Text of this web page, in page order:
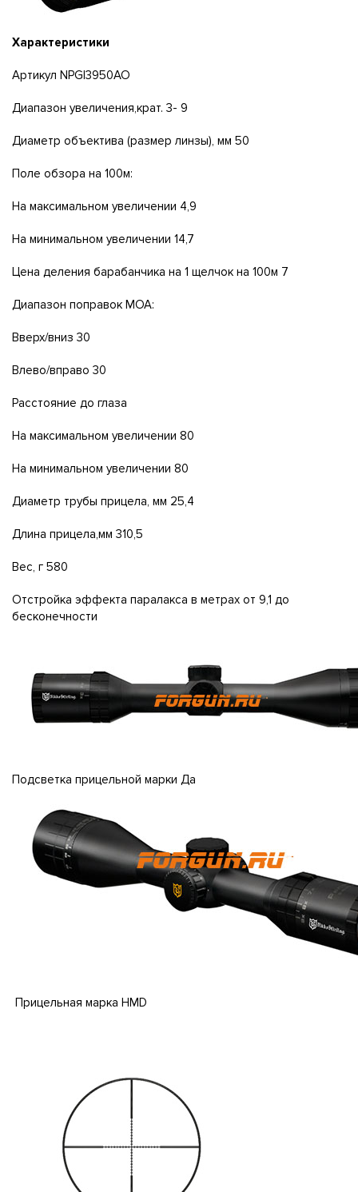
Характеристики
Артикул NPGI3950AO
Диапазон увеличения,крат. 3- 9
Диаметр объектива (размер линзы), мм 50
Поле обзора на 100м:
На максимальном увеличении 4,9
На минимальном увеличении 14,7
Цена деления барабанчика на 1 щелчок на 100м 7
Диапазон поправок МОА:
Вверх/вниз 30
Влево/вправо 30
Расстояние до глаза
На максимальном увеличении 80
На минимальном увеличении 80
Диаметр трубы прицела, мм 25,4
Длина прицела,мм 310,5
Вес, г 580
Отстройка эффекта паралакса в метрах от 9,1 до
бесконечности
Подсветка прицельной марки Да
Прицельная марка HMD